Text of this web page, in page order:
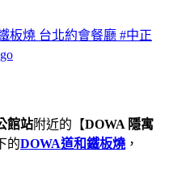
板燒 台北約會餐廳 #中正
館站附近的【DOWA 隱寓
的DOWA道和鐵板燒 ，